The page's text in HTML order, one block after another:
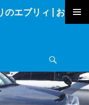
のエブリィ | お電話